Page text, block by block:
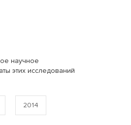
научное
этих исследований
2014